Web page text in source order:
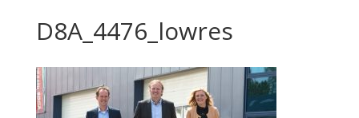
D8A_4476_lowres